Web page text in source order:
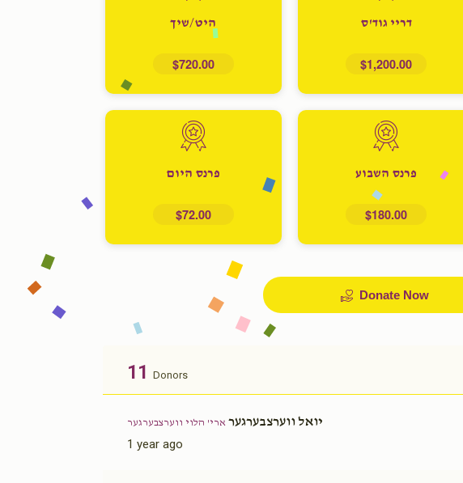
דריי גוד'ס
$1,200.00
היט/שיך
$720.00
פרנס השבוע
$180.00
פרנס היום
$72.00
Donate Now
11 Donors
יואל ווערצבערגער ארי' הלוי ווערצבערגער
1 year ago